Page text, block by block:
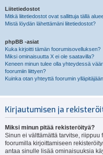
Liitetiedostot
Mitkä liitetiedostot ovat sallittuja tällä
Mistä löydän lähettämäni liitetiedostot?
phpBB -asiat
Kuka kirjoitti tämän foorumisovelluksen?
Miksi ominaisuutta X ei ole saatavilla?
Keneen minun tulee olla yhteydessä
foorumiin liittyen?
Kuinka otan yhteyttä foorumin
Kirjautumisen ja
Miksi minun pitää rekisteröityä?
Sinun ei välttämättä tarvitse,
foorumilla kirjoittamiseen
antaa sinulle lisää ominaisuuksia